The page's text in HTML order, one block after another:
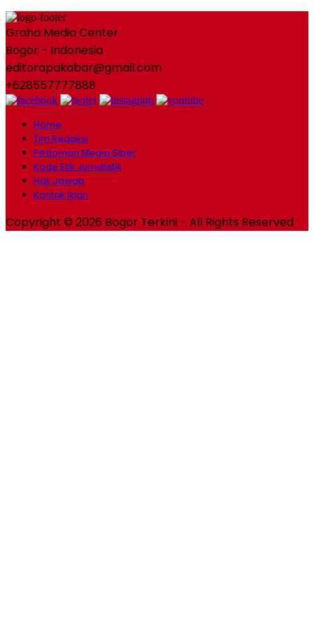
Graha Media Center
Bogor - Indonesia
editorapakabar@gmail.com
+628557777888
Home
Tim Redaksi
Pedoman Media Siber
Kode Etik Jurnalistik
Hak Jawab
Kontak Iklan
Copyright © 2026 Bogor Terkini - All Rights Reserved